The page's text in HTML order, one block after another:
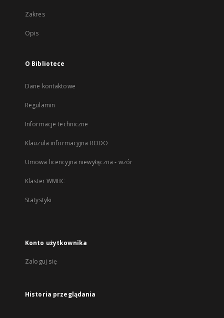
Zakres
Opis
O Bibliotece
Dane kontaktowe
Regulamin
Informacje techniczne
Klauzula informacyjna RODO
Umowa licencyjna niewyłączna - wzór
Klaster WMBC
Statystyki
Konto użytkownika
Zaloguj się
Historia przeglądania